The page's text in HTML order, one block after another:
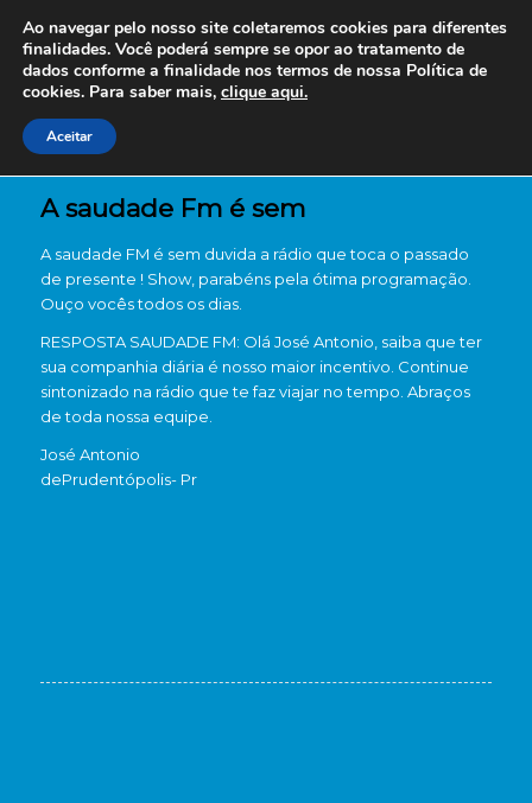
A saudade Fm é sem
A saudade FM é sem duvida a rádio que toca o passado
de presente ! Show, parabéns pela ótima programação.
Ouço vocês todos os dias.
RESPOSTA SAUDADE FM: Olá José Antonio, saiba que ter
sua companhia diária é nosso maior incentivo. Continue
sintonizado na rádio que te faz viajar no tempo. Abraços
de toda nossa equipe.
José Antonio
dePrudentópolis- Pr
Ao navegar pelo nosso site coletaremos cookies para diferentes
finalidades. Você poderá sempre se opor ao tratamento de
dados conforme a finalidade nos termos de nossa Política de
cookies. Para saber mais, clique aqui.
Aceitar